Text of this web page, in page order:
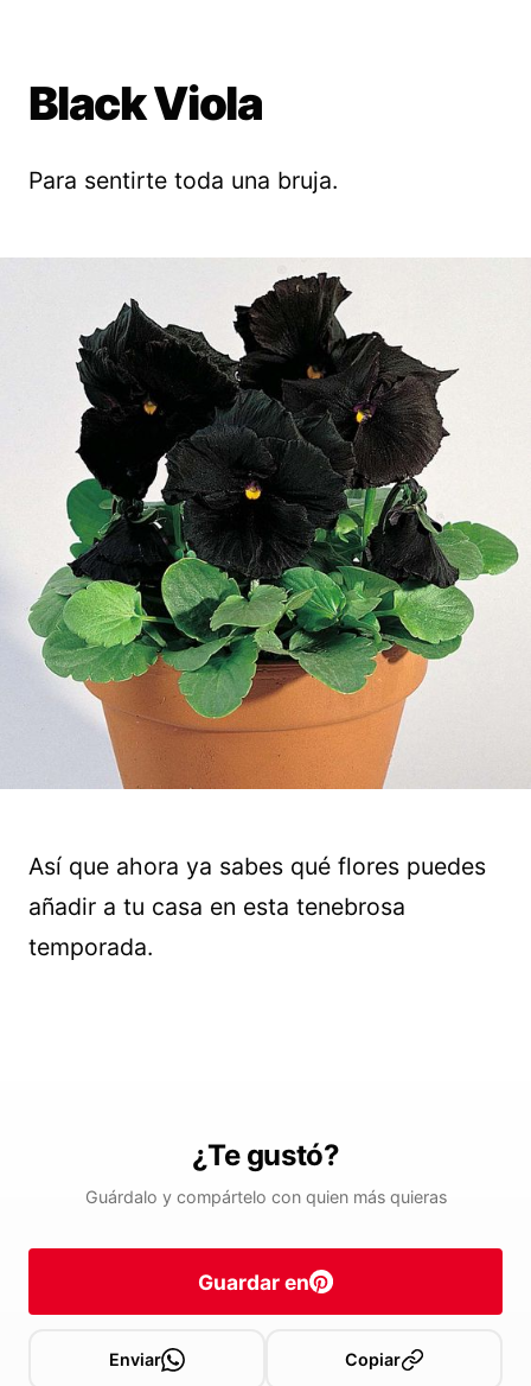
Black Viola
Para sentirte toda una bruja.
Así que ahora ya sabes qué flores puedes
añadir a tu casa en esta tenebrosa
temporada.
¿Te gustó?
Guárdalo y compártelo con quien más quieras
Guardar en
Enviar Copiar